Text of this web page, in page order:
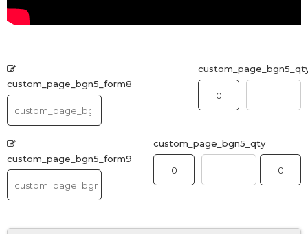
custom_page_bgn5_form8
custom_page_bgn5_form9
custom_page_bgn5_qty